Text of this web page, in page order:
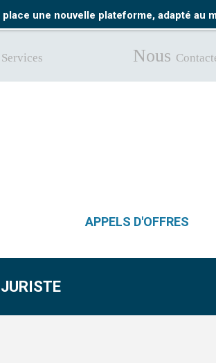
une nouvelle plateforme, adapté
Services Nous
APPELS D'OFFRES